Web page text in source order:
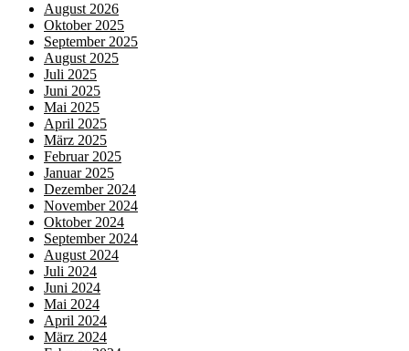
August 2026
Oktober 2025
September 2025
August 2025
Juli 2025
Juni 2025
Mai 2025
April 2025
März 2025
Februar 2025
Januar 2025
Dezember 2024
November 2024
Oktober 2024
September 2024
August 2024
Juli 2024
Juni 2024
Mai 2024
April 2024
März 2024